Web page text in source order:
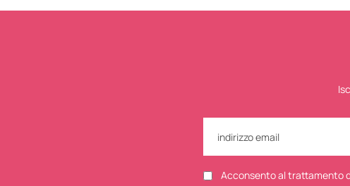
Acconsento al trattamento